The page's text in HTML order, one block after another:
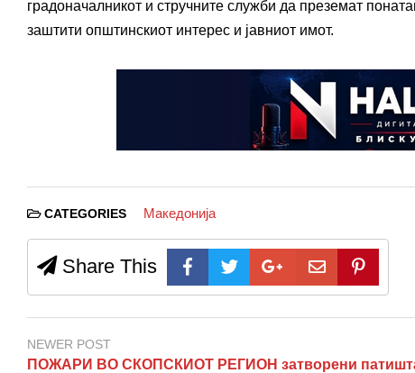
градоначалникот и стручните служби да преземат
заштити општинскиот интерес и јавниот имот.
CATEGORIES Македонија
Share This
NEWER POST
ПОЖАРИ ВО СКОПСКИОТ РЕГИОН затворени